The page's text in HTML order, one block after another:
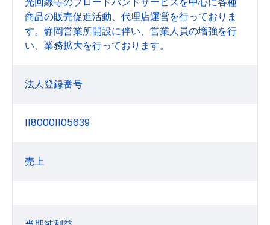
商品の販売促進活動、代理店運営を行っておりま
す。静岡営業所開設に伴い、営業人員の増強を行
い、業務拡大を行っております。
法人登録番号
1180001105639
売上